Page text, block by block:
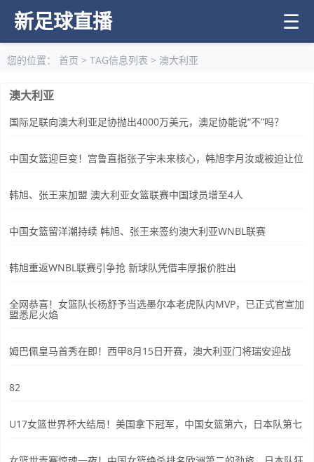
新足球直播 ☰
您的位置： 首页 > TAG信息列表 > 澳大利亚
澳大利亚
国际足联向澳大利亚足协抛出4000万美元，澳足协能说“不”吗？
中国女篮迎巨变！宫鲁直指张子宇未来核心，韩旭李月汝或被迫让位
韩旭、张王来加盟 澳大利亚女篮联赛中国球员增至4人
中国女篮留洋潮持续 韩旭、张王来签约澳大利亚WNBL联赛
韩旭重返WNBL联赛引争抢 新球队凭借丰厚报价胜出
全网恭喜！女篮队长杨舒予当选墨尔本老虎队内MVP，已正式官宣加
盟悉尼火焰
姆巴佩皇马首秀在即！西甲8月15日开赛，澳大利亚门将瑞安迎战
82
U17女篮世界杯大结局！美国拿下冠军，中国女篮第六，日本队第七